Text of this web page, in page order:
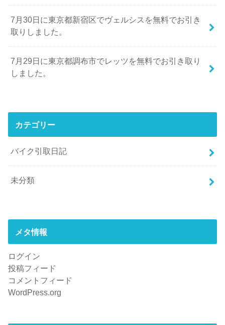
7月30日に東京都新宿区でヴェルシスを無料でお引き
取りしました。
7月29日に東京都調布市でレッツを無料でお引き取り
しました。
カテゴリー
バイク引取日記
未分類
メタ情報
ログイン
投稿フィード
コメントフィード
WordPress.org